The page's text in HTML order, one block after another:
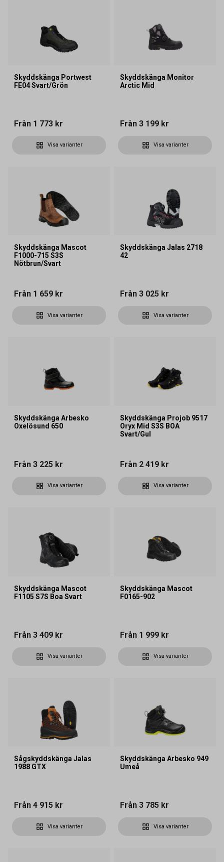
Skyddskänga Portwest
FE04 Svart/Grön
Från 1 773 kr
Visa varianter
Skyddskänga Monitor
Arctic Mid
Från 3 199 kr
Visa varianter
Skyddskänga Mascot
F1000-715 S3S
Nötbrun/Svart
Från 1 659 kr
Visa varianter
Skyddskänga Jalas 2718
42
Från 3 025 kr
Visa varianter
Skyddskänga Arbesko
Oxelösund 650
Från 3 225 kr
Visa varianter
Skyddskänga Projob 9517
Oryx Mid S3S BOA
Svart/Gul
Från 2 419 kr
Visa varianter
Skyddskänga Mascot
F1105 S7S Boa Svart
Från 3 409 kr
Visa varianter
Skyddskänga Mascot
F0165-902
Från 1 999 kr
Visa varianter
Sågskyddskänga Jalas
1988 GTX
Från 4 915 kr
Visa varianter
Skyddskänga Arbesko 949
Umeå
Från 3 785 kr
Visa varianter